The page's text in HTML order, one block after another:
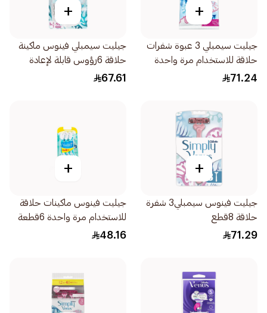
+
جيليت سيمبلي 3 عبوة شفرات
حلاقة للاستخدام مرة واحدة
للنساء 12قطعة
71.24
+
جيليت سيمبلي فينوس ماكينة
حلاقة 6رؤوس قابلة لإعادة
التعبئة 3قطعة
67.61
+
جيليت فينوس سيمبلي3 شفرة
حلاقة 8قطع
71.29
+
جيليت فينوس ماكينات حلاقة
للاستخدام مرة واحدة 6قطعة
48.16